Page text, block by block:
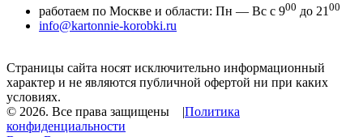
работаем по Москве и области: Пн — Вс с 900 до 2100
info@kartonnie-korobki.ru
Страницы сайта носят исключительно информационный
характер и не являются публичной офертой ни при каких
условиях.
© 2026. Все права защищены
Политика
конфиденциальности